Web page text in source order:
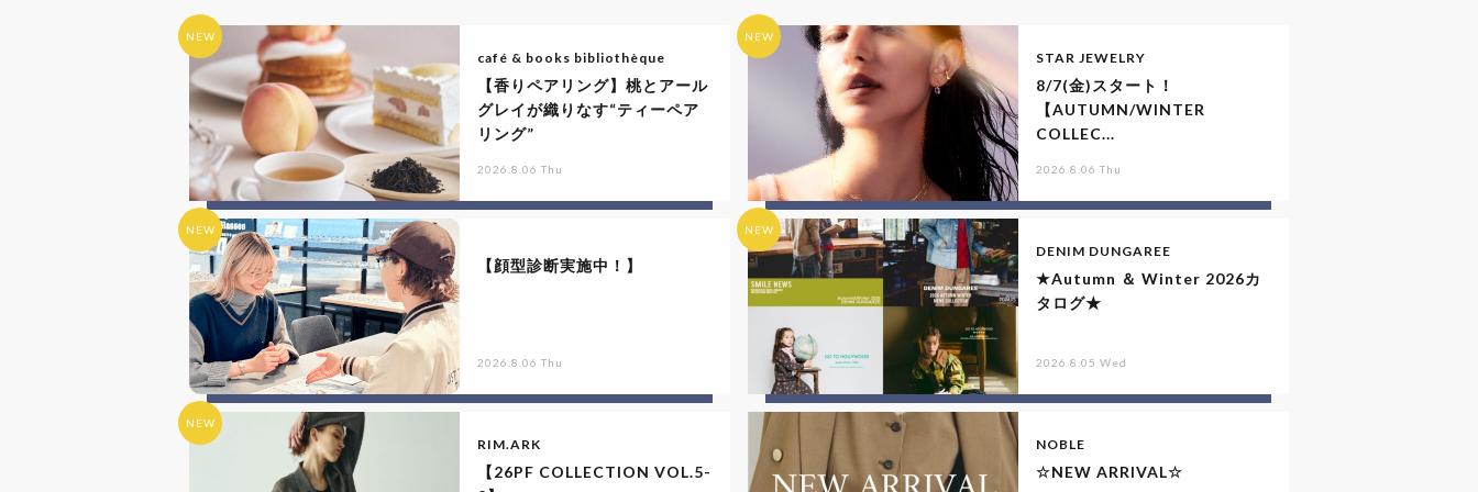
NEW
café & books bibliothèque
【香りペアリング】桃とアール
グレイが織りなす“ティーペア
リング”
2026.8.06 Thu
NEW
STAR JEWELRY
8/7(金)スタート！
【AUTUMN/WINTER
COLLEC...
2026.8.06 Thu
NEW
【顔型診断実施中！】
2026.8.06 Thu
NEW
DENIM DUNGAREE
★Autumn ＆ Winter 2026カ
タログ★
2026.8.05 Wed
NEW
RIM.ARK
【26PF COLLECTION VOL.5-
NOBLE
☆NEW ARRIVAL☆